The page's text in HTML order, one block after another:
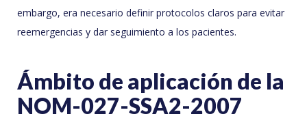
embargo, era necesario definir protocolos claros para evitar
reemergencias y dar seguimiento a los pacientes.
Ámbito de aplicación de la
NOM-027-SSA2-2007